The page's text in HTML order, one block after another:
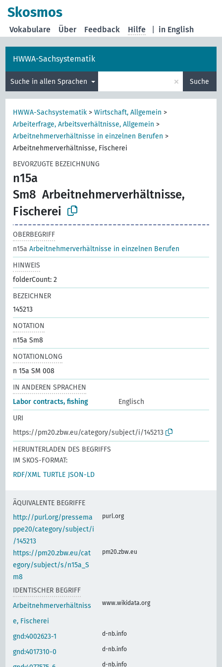
Skosmos
in English
Vokabulare Über Feedback Hilfe
HWWA-Sachsystematik
Suche in allen Sprachen × Suche
HWWA-Sachsystematik >Wirtschaft, Allgemein >
Arbeiterfrage, Arbeitsverhältnisse, Allgemein >
Arbeitnehmerverhältnisse in einzelnen Berufen >
Arbeitnehmerverhältnisse, Fischerei
BEVORZUGTE BEZEICHNUNG
n15a
Sm8 Arbeitnehmerverhältnisse,
Fischerei
OBERBEGRIFF
n15aArbeitnehmerverhältnisse in einzelnen Berufen
HINWEIS
folderCount: 2
BEZEICHNER
145213
NOTATION
n15a Sm8
NOTATIONLONG
n 15a SM 008
IN ANDEREN SPRACHEN
Labor contracts, fishing
Englisch
URI
https://pm20.zbw.eu/category/subject/i/145213
HERUNTERLADEN DES BEGRIFFS
IM SKOS-FORMAT:
RDF/XML TURTLE JSON-LD
ÄQUIVALENTE BEGRIFFE
http://purl.org/pressema
ppe20/category/subject/i
/145213
purl.org
https://pm20.zbw.eu/cat
egory/subject/s/n15a_S
m8
pm20.zbw.eu
IDENTISCHER BEGRIFF
Arbeitnehmerverhältniss
e, Fischerei
www.wikidata.org
gnd:4002623-1 d-nb.info
gnd:4017310-0 d-nb.info
d-nb.info